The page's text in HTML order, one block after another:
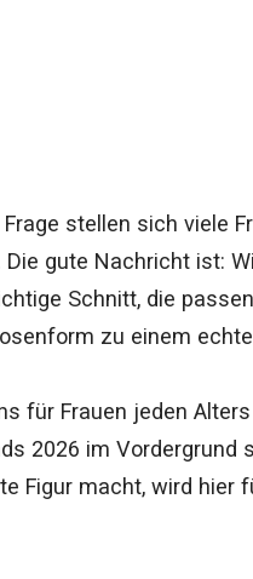
stellen sich viele
gute Nachricht ist:
Schnitt, die
zu einem
für Frauen jeden
2026 im Vordergrund
Figur macht, wird hier